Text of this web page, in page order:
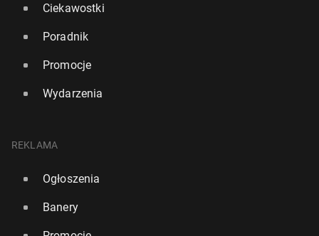
Ciekawostki
Poradnik
Promocje
Wydarzenia
REKLAMA
Ogłoszenia
Banery